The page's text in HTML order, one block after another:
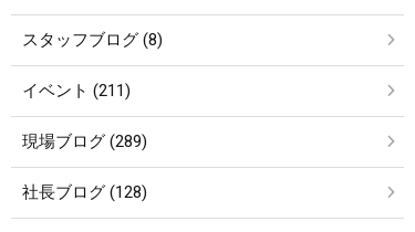
スタッフブログ (8)
イベント (211)
現場ブログ (289)
社長ブログ (128)